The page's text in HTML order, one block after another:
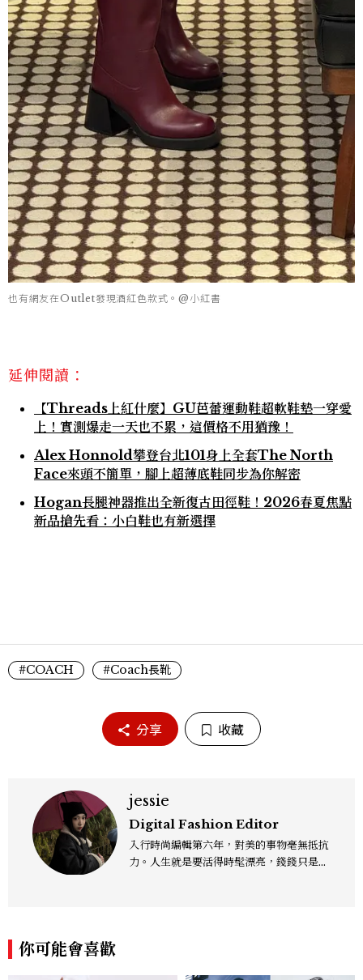
也有網友在Outlet發現酒紅色款式。@小紅書
延伸閱讀：
【Threads上紅什麼】GU芭蕾運動鞋超軟鞋墊一穿愛
上！實測爆走一天也不累，這價格不用猶豫！
Alex Honnold攀登台北101身上全套The North
Face來頭不簡單，腳上超薄底鞋同步為你解密
Hogan長腿神器推出全新復古田徑鞋！2026春夏焦點
新品搶先看：小白鞋也有新選擇
#COACH #Coach長靴
分享 收藏
jessie
Digital Fashion Editor
入行時尚編輯第六年，對美的事物毫無抵抗
力。人生就是要活得時髦漂亮，錢錢只是變
你可能會喜歡